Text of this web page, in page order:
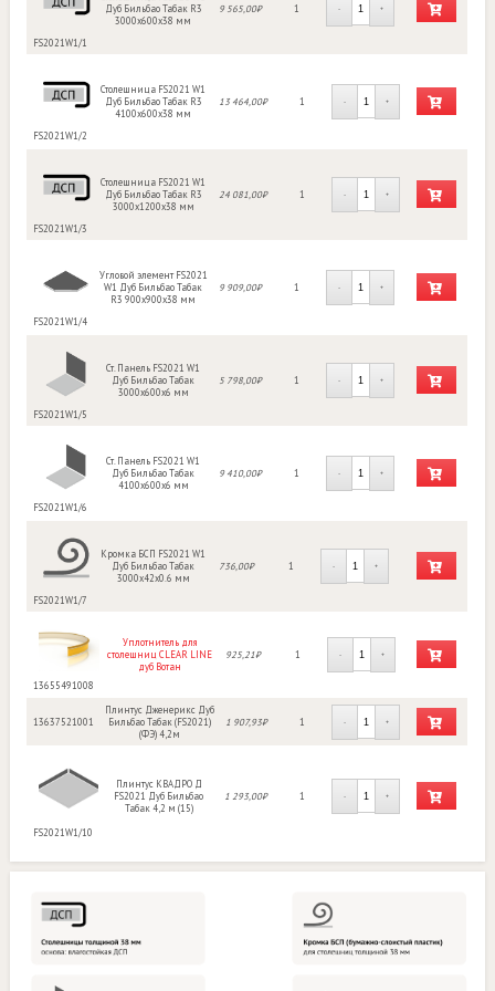
FS2021W1/1
Дуб Бильбао Табак R3
3000х600х38 мм
9 565,00₽ 1 - +
FS2021W1/2
Столешница FS2021 W1
Дуб Бильбао Табак R3
4100х600х38 мм
13 464,00₽ 1 - +
FS2021W1/3
Столешница FS2021 W1
Дуб Бильбао Табак R3
3000х1200х38 мм
24 081,00₽ 1 - +
FS2021W1/4
Угловой элемент FS2021
W1 Дуб Бильбао Табак
R3 900х900х38 мм
9 909,00₽ 1 - +
FS2021W1/5
Ст. Панель FS2021 W1
Дуб Бильбао Табак
3000х600х6 мм
5 798,00₽ 1 - +
FS2021W1/6
Ст. Панель FS2021 W1
Дуб Бильбао Табак
4100х600х6 мм
9 410,00₽ 1 - +
FS2021W1/7
Кромка БСП FS2021 W1
Дуб Бильбао Табак
3000х42х0.6 мм
736,00₽ 1 - +
13655491008
Уплотнитель для
столешниц CLEAR LINE
дуб Вотан
925,21₽ 1 - +
13637521001
Плинтус Дженерикс Дуб
Бильбао Табак (FS2021)
(ФЭ) 4,2м
1 907,93₽ 1 - +
FS2021W1/10
Плинтус КВАДРО Д
FS2021 Дуб Бильбао
Табак 4,2 м (15)
1 293,00₽ 1 - +